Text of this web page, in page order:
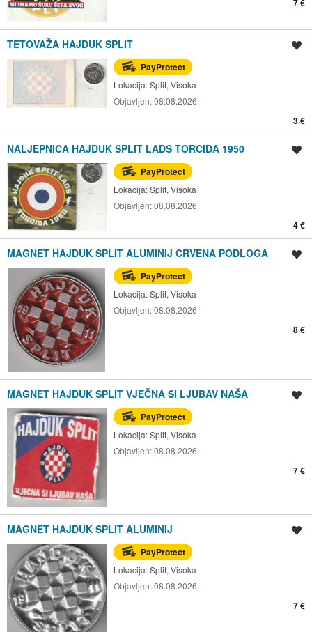
7 €
TETOVAŽA HAJDUK SPLIT
PayProtect
Lokacija:Split, Visoka
Objavljen:08.08.2026.
3 €
NALJEPNICA HAJDUK SPLIT LADS TORCIDA 1950
PayProtect
Lokacija:Split, Visoka
Objavljen:08.08.2026.
4 €
MAGNET HAJDUK SPLIT ALUMINIJ CRVENA PODLOGA
PayProtect
Lokacija:Split, Visoka
Objavljen:08.08.2026.
8 €
MAGNET HAJDUK SPLIT VJEČNA SI LJUBAV NAŠA
PayProtect
Lokacija:Split, Visoka
Objavljen:08.08.2026.
7 €
MAGNET HAJDUK SPLIT ALUMINIJ
PayProtect
Lokacija:Split, Visoka
Objavljen:08.08.2026.
7 €